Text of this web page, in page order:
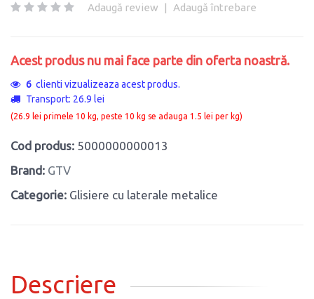
Adaugă review | Adaugă întrebare
Acest produs nu mai face parte din oferta noastră.
6 clienti vizualizeaza acest produs.
Transport: 26.9 lei
(26.9 lei primele 10 kg, peste 10 kg se adauga 1.5 lei per kg)
Cod produs: 5000000000013
Brand: GTV
Categorie: Glisiere cu laterale metalice
Descriere